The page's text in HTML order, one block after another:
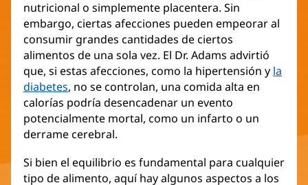
nutricional o simplemente placentera. Sin
embargo, ciertas afecciones pueden empeorar al
consumir grandes cantidades de ciertos
alimentos de una sola vez. El Dr. Adams advirtió
que, si estas afecciones, como la hipertensión y la
diabetes, no se controlan, una comida alta en
calorías podría desencadenar un evento
potencialmente mortal, como un infarto o un
derrame cerebral.
Si bien el equilibrio es fundamental para cualquier
tipo de alimento, aquí hay algunos aspectos a los